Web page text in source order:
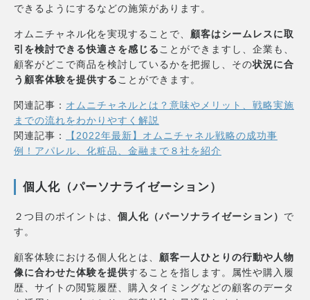
できるようにするなどの施策があります。
オムニチャネル化を実現することで、 顧客はシームレスに取
引を検討できる快適さを感じる ことができますし、企業も、
顧客がどこで商品を検討しているかを把握し、その状況に合
う顧客体験を提供する ことができます。
関連記事： オムニチャネルとは？意味やメリット、戦略実施
までの流れをわかりやすく解説
関連記事：
【2022年最新】オムニチャネル戦略の成功事
例！アパレル、化粧品、金融まで８社を紹介
個人化（パーソナライゼーション）
２つ目のポイントは、 個人化（パーソナライゼーション） で
す。
顧客体験における個人化とは、 顧客一人ひとりの行動や人物
像に合わせた体験を提供することを指します。属性や購入履
歴、サイトの閲覧履歴、購入タイミングなどの顧客のデータ